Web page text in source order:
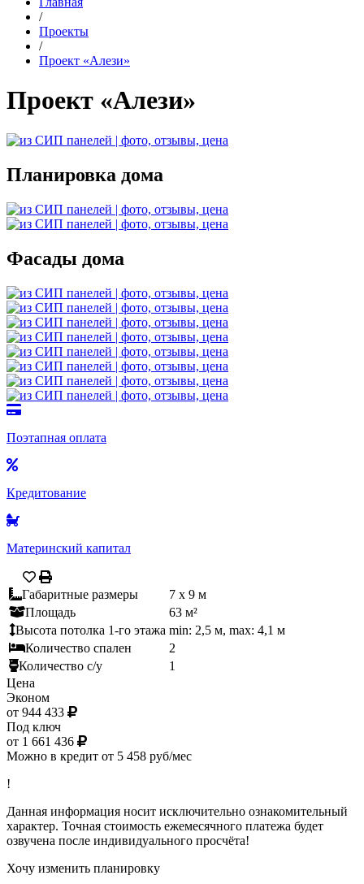
/
Проекты
/
Проект «Алези»
Проект «Алези»
Планировка дома
Фасады дома
Поэтапная оплата
Кредитование
Материнский капитал
Габаритные размеры
7 х 9 м
Площадь
63 м²
Высота потолка 1-го этажа min: 2,5 м, max: 4,1 м
Количество спален
2
Количество с/у
1
Цена
Эконом
от 944 433
Под ключ
от 1 661 436
Можно в кредит от 5 458 руб/мес
!
Данная информация носит исключительно ознакомительный
характер. Точная стоимость ежемесячного платежа будет
озвучена после индивидуального просчёта!
Хочу изменить планировку